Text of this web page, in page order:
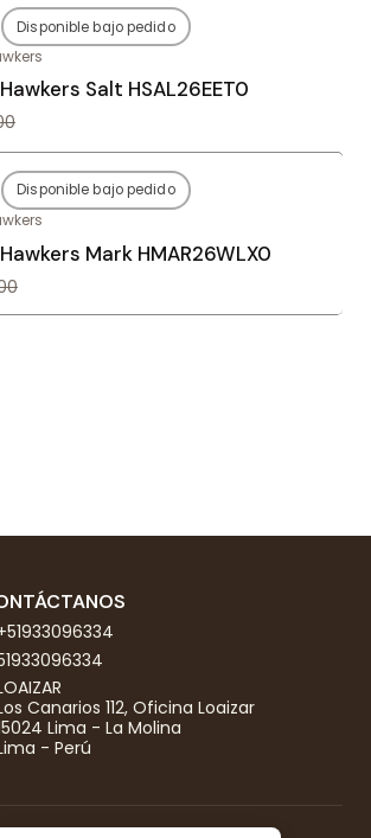
Disponible bajo pedido
Salt HSAL26EET0
Disponible bajo pedido
Mark HMAR26WLX0
Canarios 112, Oficina Loaizar
Lima - La Molina
- Perú